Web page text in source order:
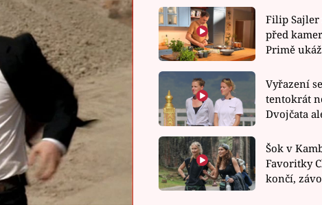
Filip Sajler
před
Primě
rychlé
Vyřazení se
tentokrát
Dvojčata
závodu
Šok v
Favoritky
končí,